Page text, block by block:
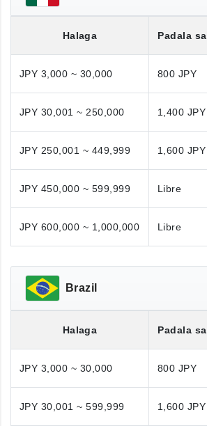
Halaga Padala
JPY 3,000 ~ 30,000 800 JPY
JPY 30,001 ~ 250,000 1,400 JPY
JPY 250,001 ~ 449,999 1,600 JPY
JPY 450,000 ~ 599,999 Libre
JPY 600,000 ~ 1,000,000 Libre
Brazil
Halaga Padala
JPY 3,000 ~ 30,000
800 JPY
JPY 30,001 ~ 599,999
1,600 JPY